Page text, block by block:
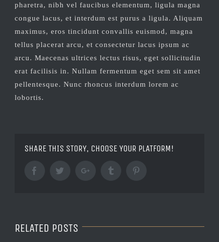
pharetra, nibh vel faucibus elementum, ligula magna
congue lacus, et interdum est purus a ligula. Aliquam
maximus, eros tincidunt convallis euismod, magna
tellus placerat arcu, et consectetur lacus ipsum ac
arcu. Maecenas ultrices lectus risus, eget sollicitudin
erat facilisis in. Nullam fermentum eget sem sit amet
pellentesque. Nunc rhoncus interdum lorem ac
lobortis.
SHARE THIS STORY, CHOOSE YOUR PLATFORM!
FacebookTwitter Google+Tumblr
RELATED POSTS